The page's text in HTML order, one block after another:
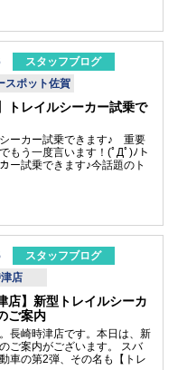
用命については、マイスバル
安心ほっとライン：
」をご活用ください。
スタッフブログ
スポット佐賀
トレイルシーカー試乗で
ーカー試乗できます♪ 重要
もう一度言います！(ﾟДﾟ)ﾉト
ー試乗できます♪今話題のト
のあるトルクとパワーでどこ
ひ一度体感試乗を佐賀店でさ
さい(^^♪現在スバル九州誕生
ております♪ご来場記念品と
ルスバル九州ステッカー、ご
スバル九州オリジナルボトル
レゼントしてます。ご試乗は
スタッフにてお申し付けくだ
賀店スタッフ一同元気にお出
す♪
スタッフブログ
店
店】新型トレイルシーカ
ご案内
長崎時津店です。本日は、新
ご案内がございます。 スバ
車の第2弾、その名も【トレ